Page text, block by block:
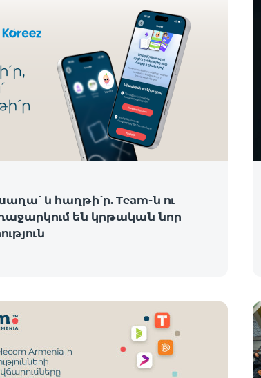
և հաղթի՛ր. Team-ն ու
են կրթական նոր